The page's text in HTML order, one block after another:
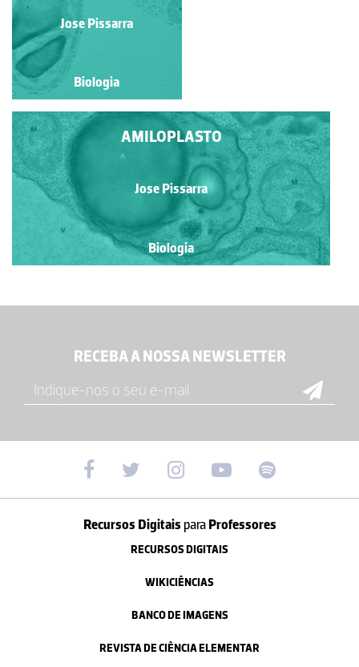
Jose Pissarra
Biologia
Jose Pissarra
Biologia
AMILOPLASTO
Jose Pissarra
Biologia
RECEBA A NOSSA NEWSLETTER
Recursos Digitais paraProfessores
RECURSOS DIGITAIS
WIKICIÊNCIAS
BANCO DE IMAGENS
REVISTA DE CIÊNCIA ELEMENTAR